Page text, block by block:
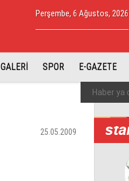
Perşembe, 6 Ağustos, 2026
GALERİ SPOR E-GAZETE
25.05.2009